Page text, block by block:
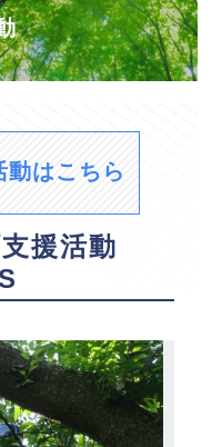
動はこちら
援活動